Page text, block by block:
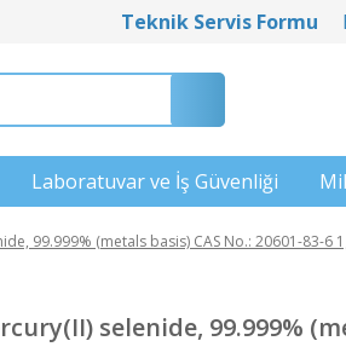
Teknik Servis Formu
Laboratuvar ve İş Güvenliği
99.999% (metals basis) CAS No.: 20601-83-6
selenide, 99.999%